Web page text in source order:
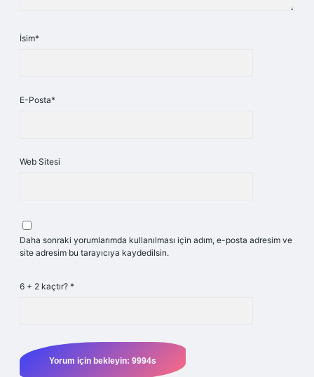
İsim*
E-Posta*
Web Sitesi
Daha sonraki yorumlarımda kullanılması için adım, e-posta adresim ve
site adresim bu tarayıcıya kaydedilsin.
6 + 2 kaçtır? *